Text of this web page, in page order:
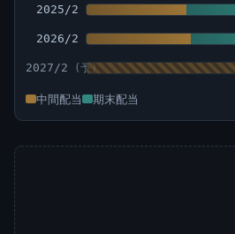
2025/2
2026/2
2027/2
中間配当 期末配当